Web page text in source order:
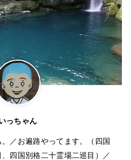
っちゃん
／お遍路やってます。（四国
四国別格二十霊場二巡目）／